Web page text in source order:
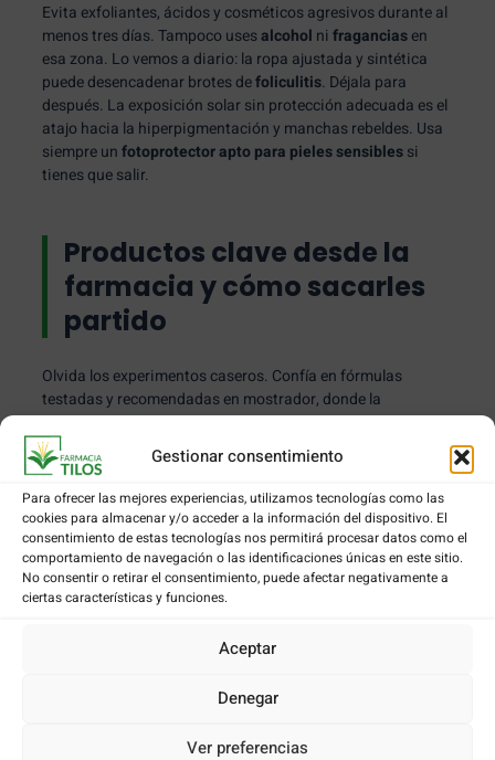
Gestionar consentimiento
Para ofrecer las mejores experiencias, utilizamos tecnologías como las
cookies para almacenar y/o acceder a la información del dispositivo. El
consentimiento de estas tecnologías nos permitirá procesar datos como el
comportamiento de navegación o las identificaciones únicas en este sitio.
No consentir o retirar el consentimiento, puede afectar negativamente a
ciertas características y funciones.
Aceptar
Denegar
Ver preferencias
Evita exfoliantes, ácidos y cosméticos agresivos durante al
menos tres días. Tampoco usesalcohol nifraganciasen
esa zona. Lo vemos a diario: la ropa ajustada y sintética
puede desencadenar brotes defoliculitis. Déjala para
después. La exposición solar sin protección adecuada es el
atajo hacia la hiperpigmentación y manchas rebeldes. Usa
siempre unfotoprotector apto para pieles sensiblessi
tienes que salir.
Productos clave desde la
farmacia y cómo sacarles
partido
Olvida los experimentos caseros. Confía en fórmulas
testadas y recomendadas en mostrador, donde la
seguridad y laeficaciase mide por resultados. ¿Qué incluye
un botiquín post-depilación profesional?
pantenolohamamelis. Aplicar nada más depilarte y
tras cada lavado, tantas veces como sea necesario.
Acortan la fase deenrojecimientoy devuelven
confort en minutos.
Emulsiones antibacterianas suaves
Opta siempre por fórmulas sin alcohol, con pH
infecciones y complicaciones serias.
tercer día. Su papel es mantener los poros limpios y